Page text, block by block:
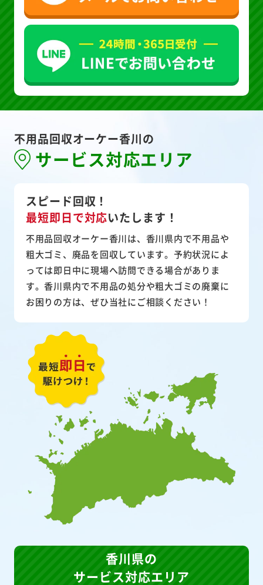
不用品回収オーケー香川の
サービス対応エリア
スピード回収！
最短即日で対応いたします！
不用品回収オーケー香川は、香川県内で不用品や
粗大ゴミ、廃品を回収しています。予約状況によ
っては即日中に現場へ訪問できる場合がありま
す。香川県内で不用品の処分や粗大ゴミの廃棄に
お困りの方は、ぜひ当社にご相談ください！
香川県の
サービス対応エリア